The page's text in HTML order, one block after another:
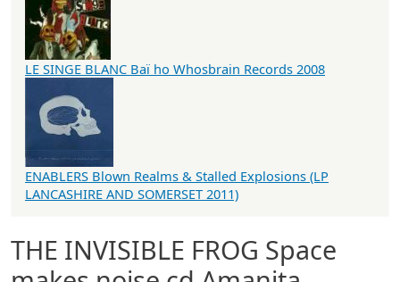
THE INVISIBLE FROG Space
LE SINGE BLANC Baï ho Whosbrain Records 2008
ENABLERS Blown Realms & Stalled Explosions (LP
LANCASHIRE AND SOMERSET 2011)